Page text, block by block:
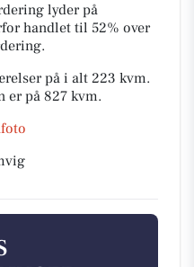
lyder på
handlet til 52% over
på i alt 223 kvm.
er på 827 kvm.